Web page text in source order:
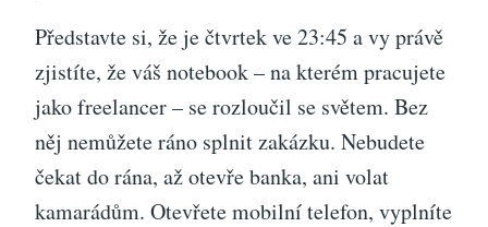
Představte si, že je čtvrtek ve 23:45 a vy právě
zjistíte, že váš notebook – na kterém pracujete
jako freelancer – se rozloučil se světem. Bez
něj nemůžete ráno splnit zakázku. Nebudete
čekat do rána, až otevře banka, ani volat
kamarádům. Otevřete mobilní telefon, vyplníte